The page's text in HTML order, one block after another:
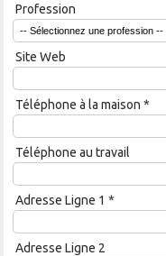
Profession
Site Web
Téléphone à la maison *
Téléphone au travail
Adresse Ligne 1 *
Adresse Ligne 2